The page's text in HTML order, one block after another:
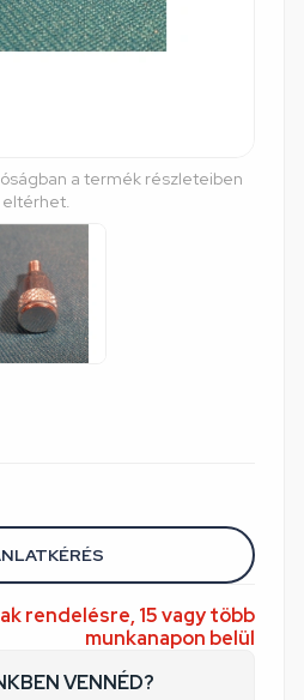
a termék részleteiben
eltérhet.
rendelésre, 15 vagy több
munkanapon belül
VENNÉD?